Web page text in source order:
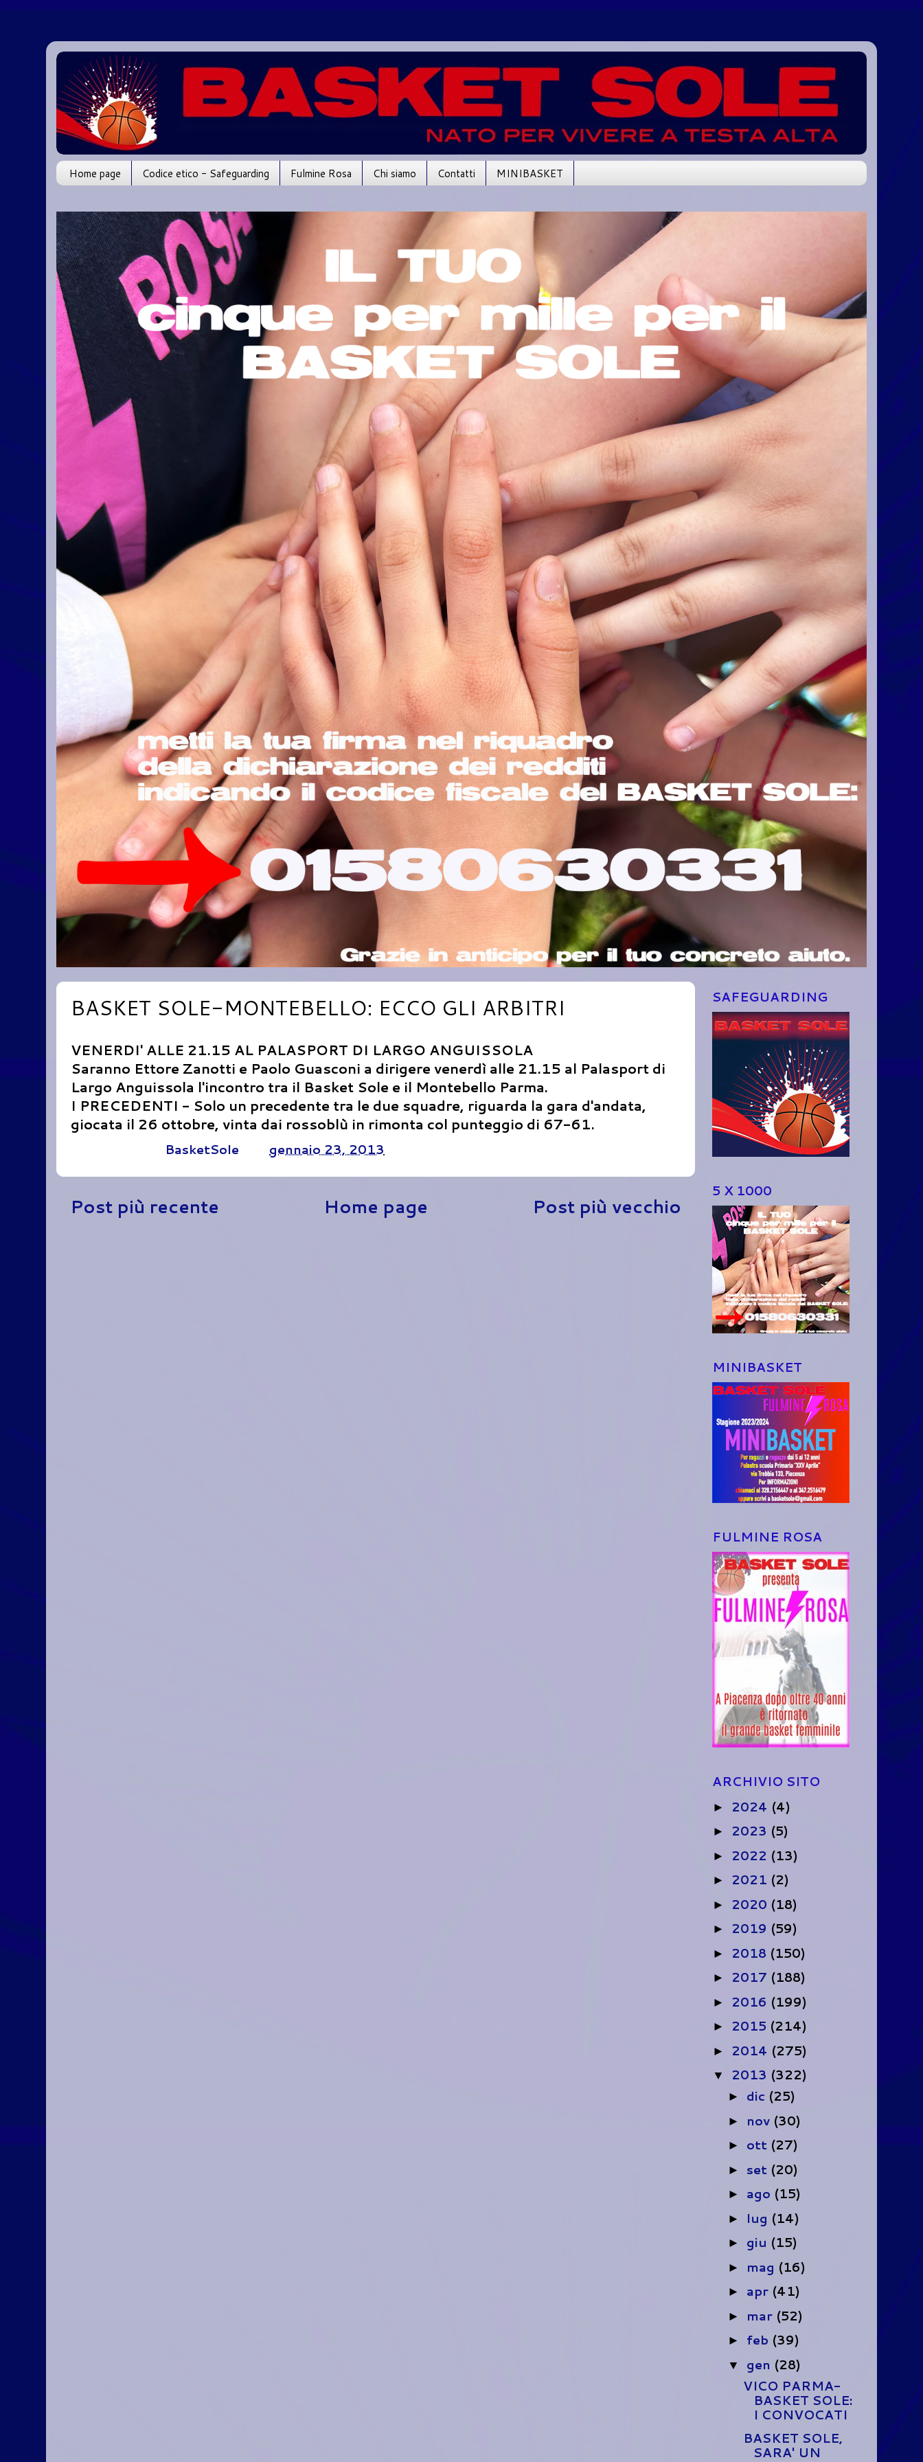
Home page Codice etico - Safeguarding Fulmine Rosa Chi siamo Contatti MINIBASKET
BASKET SOLE-MONTEBELLO: ECCO GLI ARBITRI
VENERDI' ALLE 21.15 AL PALASPORT DI LARGO ANGUISSOLA
Saranno Ettore Zanotti e Paolo Guasconi a dirigere venerdì alle 21.15 al Palasport di
Largo Anguissola l'incontro tra il Basket Sole e il Montebello Parma.
I PRECEDENTI - Solo un precedente tra le due squadre, riguarda la gara d'andata,
giocata il 26 ottobre, vinta dai rossoblù in rimonta col punteggio di 67-61.
BasketSole gennaio 23, 2013
Post più recente Post più vecchio
Home page
SAFEGUARDING
5 X 1000
MINIBASKET
FULMINE ROSA
ARCHIVIO SITO
► 2024 (4)
► 2023 (5)
► 2022 (13)
► 2021 (2)
► 2020 (18)
► 2019 (59)
► 2018 (150)
► 2017 (188)
► 2016 (199)
► 2015 (214)
► 2014 (275)
▼ 2013 (322)
► dic (25)
► nov (30)
► ott (27)
► set (20)
► ago (15)
► lug (14)
► giu (15)
► mag (16)
► apr (41)
► mar (52)
► feb (39)
▼ gen (28)
VICO PARMA-
BASKET SOLE:
I CONVOCATI
BASKET SOLE,
SARA' UN